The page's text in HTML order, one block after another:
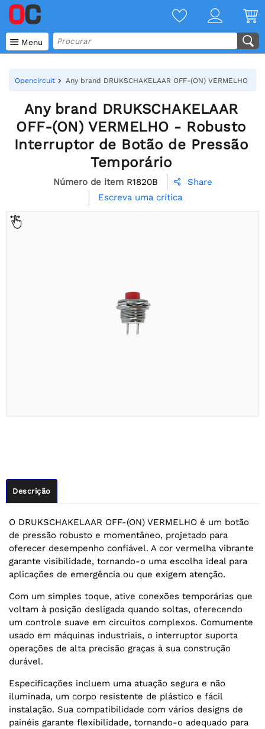
 Menu
Opencircuit Any brand DRUKSCHAKELAAR OFF-(ON) VERMELHO
Any brand DRUKSCHAKELAAR
OFF-(ON) VERMELHO - Robusto
Interruptor de Botão de Pressão
Temporário
Número de item R1820B 
Share
Escreva uma crítica
Descrição
O DRUKSCHAKELAAR OFF-(ON) VERMELHO é um botão
de pressão robusto e momentâneo, projetado para
oferecer desempenho confiável. A cor vermelha vibrante
garante visibilidade, tornando-o uma escolha ideal para
aplicações de emergência ou que exigem atenção.
Com um simples toque, ative conexões temporárias que
voltam à posição desligada quando soltas, oferecendo
um controle suave em circuitos complexos. Comumente
usado em máquinas industriais, o interruptor suporta
operações de alta precisão graças à sua construção
durável.
Especificações incluem uma atuação segura e não
iluminada, um corpo resistente de plástico e fácil
instalação. Sua compatibilidade com vários designs de
painéis garante flexibilidade, tornando-o adequado para